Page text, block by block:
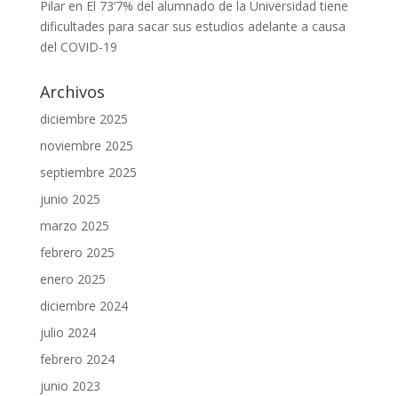
Pilaren El 73’7% del alumnado de la Universidad tiene
dificultades para sacar sus estudios adelante a causa
del COVID-19
Archivos
diciembre 2025
noviembre 2025
septiembre 2025
junio 2025
marzo 2025
febrero 2025
enero 2025
diciembre 2024
julio 2024
febrero 2024
junio 2023